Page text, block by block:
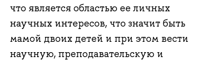
что является областью ее личных
научных интересов, что значит быть
мамой двоих детей и при этом вести
научную, преподавательскую и